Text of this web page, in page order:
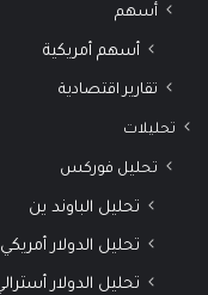
أسهم
أسهم أمريكية
تقارير اقتصادية
تحليلات
تحليل فوركس
تحليل الباوند ين
تحليل الدولار
تحليل الدولار